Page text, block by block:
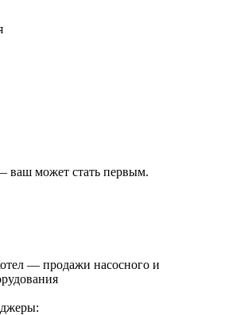
ваш может стать первым.
— продажи насосного и